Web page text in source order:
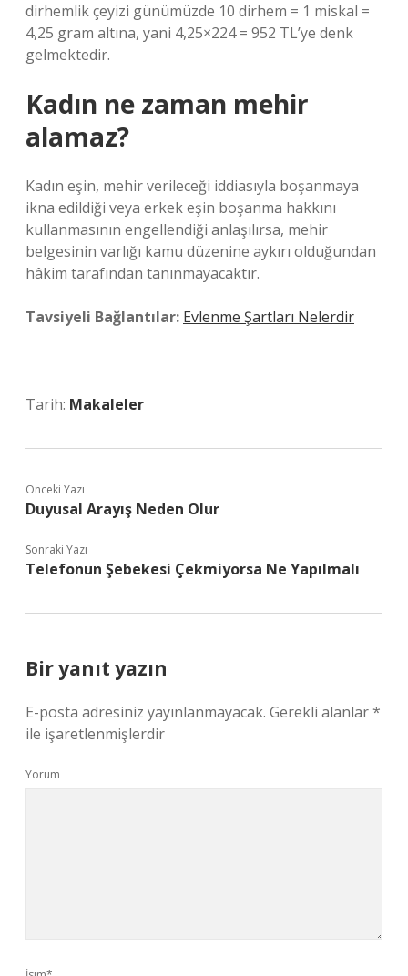
dirhemlik çeyizi günümüzde 10 dirhem = 1 miskal =
4,25 gram altına, yani 4,25×224 = 952 TL’ye denk
gelmektedir.
Kadın ne zaman mehir
alamaz?
Kadın eşin, mehir verileceği iddiasıyla boşanmaya
ikna edildiği veya erkek eşin boşanma hakkını
kullanmasının engellendiği anlaşılırsa, mehir
belgesinin varlığı kamu düzenine aykırı olduğundan
hâkim tarafından tanınmayacaktır.
Tavsiyeli Bağlantılar: Evlenme Şartları Nelerdir
Tarih: Makaleler
Önceki Yazı
Duyusal Arayış Neden Olur
Sonraki Yazı
Telefonun Şebekesi Çekmiyorsa Ne Yapılmalı
Bir yanıt yazın
E-posta adresiniz yayınlanmayacak. Gerekli alanlar*
ile işaretlenmişlerdir
Yorum